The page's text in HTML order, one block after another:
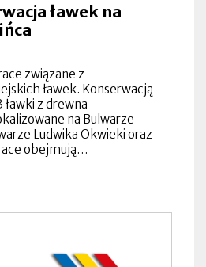
ławek na
związane z
ławek. Konserwacją
z drewna
na Bulwarze
Ludwika Okwieki oraz
obejmują…